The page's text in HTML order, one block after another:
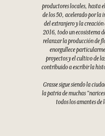
productores locales, hasta
de los 50, acelerado por la
del extranjero y la
2016, todo un ecosistema
relanzar la producción de
enorgullece
proyectos y el cultivo de
contribuido a escribir la
Grasse sigue siendo la
la patria de muchas
todos los amantes